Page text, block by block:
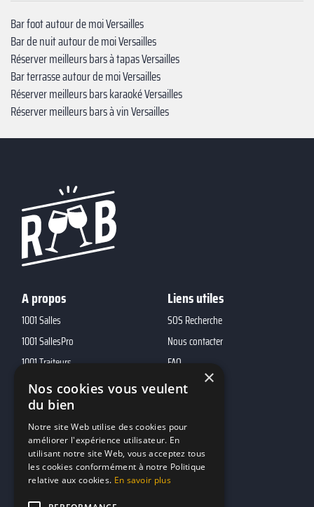
Bar foot autour de moi Versailles
Bar de nuit autour de moi Versailles
Réserver meilleurs bars à tapas Versailles
Bar terrasse autour de moi Versailles
Réserver meilleurs bars karaoké Versailles
Réserver meilleurs bars à vin Versailles
A propos
1001 Salles
1001 SallesPro
1001 Traiteurs
1001 DJ
10h01
MP2
Liens utiles
SOS Recherche
Nous contacter
FAQ
Contacts
marketing@reserverunbar.fr
×
Nos cookies vous veulent
du bien
Notre site Web utilise des cookies pour
améliorer l'expérience utilisateur. En
utilisant notre site Web, vous acceptez tous
les cookies conformément à notre Politique
relative aux cookies. En savoir plus